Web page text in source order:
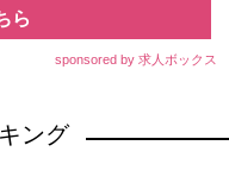
ら
sponsored by 求人ボックス
ング